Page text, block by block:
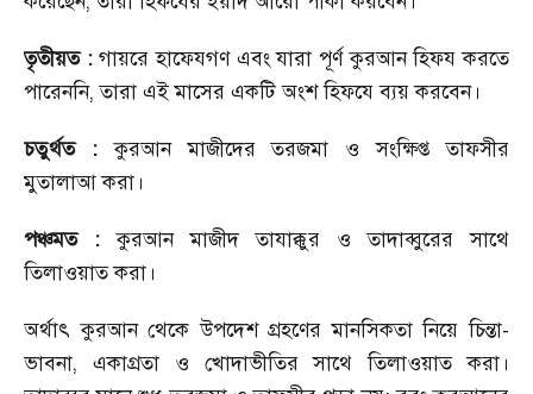
তৃতীয়ত :গায়রে হাফেযগণ এবং যারা পূর্ণ কুরআন হিফয করতে
পারেননি,তারা এই মাসের একটি অংশ হিফযে ব্যয় করবেন।
চতুর্থত :কুরআন মাজীদের তরজমা ও সংক্ষিপ্ত তাফসীর
মুতালাআ করা।
পঞ্চমত : কুরআন মাজীদ তাযাক্কুর ও তাদাব্বুরের সাথে
তিলাওয়াত করা।
অর্থাৎ কুরআন থেকে উপদেশ গ্রহণের মানসিকতা নিয়ে চিন্তা-
ভাবনা, একাগ্রতা ও খোদাভীতির সাথে তিলাওয়াত করা।